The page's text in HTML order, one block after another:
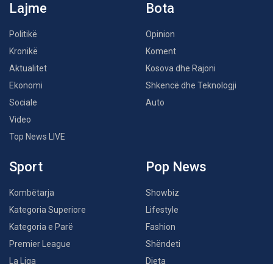
Lajme
Politikë
Kronikë
Aktualitet
Ekonomi
Sociale
Video
Top News LIVE
Bota
Opinion
Koment
Kosova dhe Rajoni
Shkencë dhe Teknologji
Auto
Sport
Kombëtarja
Kategoria Superiore
Kategoria e Parë
Premier League
La Liga
Pop News
Showbiz
Lifestyle
Fashion
Shëndeti
Dieta